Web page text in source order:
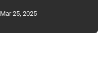
Mar 25, 2025